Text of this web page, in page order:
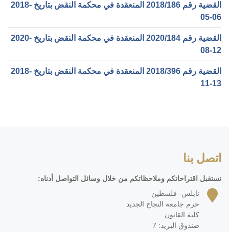
القضية رقم ‎186‏/‎2018‏ المنعقدة في محكمة النقض بتاريخ ‎2018-
05-06‏
القضية رقم ‎184‏/‎2020‏ المنعقدة في محكمة النقض بتاريخ ‎2020-
08-12‏
القضية رقم ‎396‏/‎2018‏ المنعقدة في محكمة النقض بتاريخ ‎2018-
11-13‏
اتصل بنا
نستقبل اقتراحاتكم وملاحظاتكم من خلال وسائل التواصل أدناه:
نابلس- فلسطين
حرم جامعة النجاح الجديد
كلية القانون
صندوق البريد: 7